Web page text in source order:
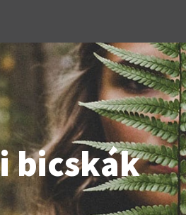
bicskák